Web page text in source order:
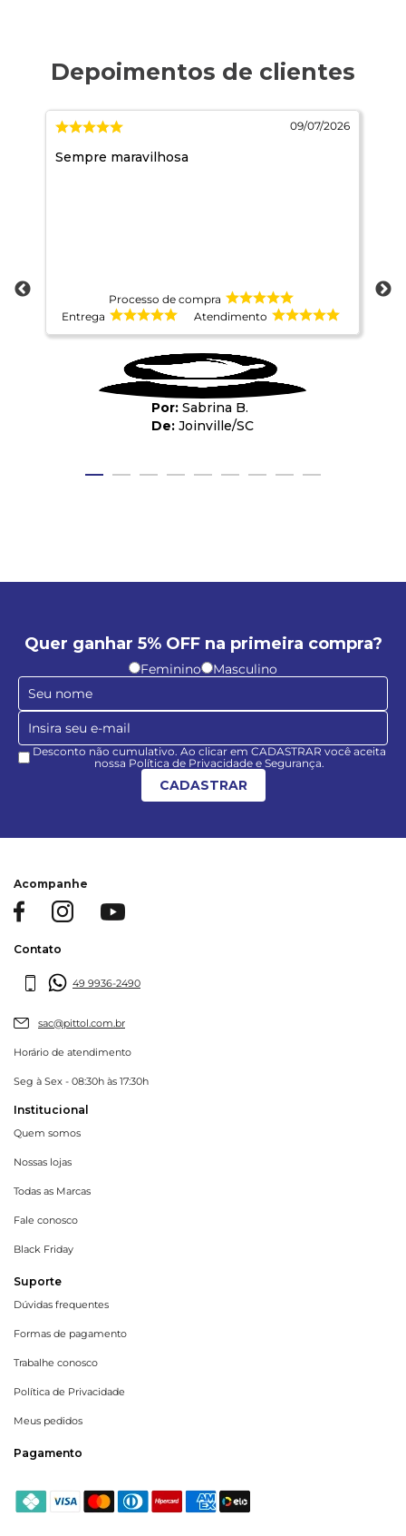
09/07/2026
Sempre maravilhosa
Processo de compra
Entrega
Atendimento
Sabrina B.
Joinville/SC
Quer ganhar 5% OFF na primeira compra?
Feminino Masculino
Desconto não cumulativo. Ao clicar em CADASTRAR você aceita
nossa Política de Privacidade e Segurança.
CADASTRAR
Acompanhe
Contato
49 9936-2490
sac@pittol.com.br
Horário de atendimento
Seg à Sex - 08:30h às 17:30h
Institucional
Quem somos
Nossas lojas
Todas as Marcas
Fale conosco
Black Friday
Suporte
Dúvidas frequentes
Formas de pagamento
Trabalhe conosco
Política de Privacidade
Meus pedidos
Pagamento